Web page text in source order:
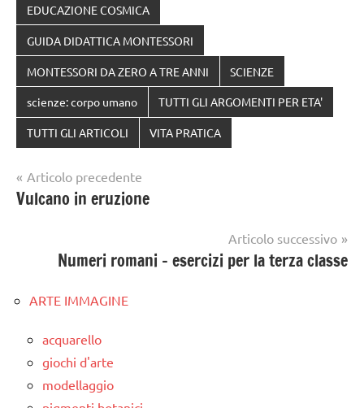
EDUCAZIONE COSMICA
GUIDA DIDATTICA MONTESSORI
MONTESSORI DA ZERO A TRE ANNI SCIENZE
scienze: corpo umano TUTTI GLI ARGOMENTI PER ETA'
TUTTI GLI ARTICOLI VITA PRATICA
Navigazione
articoli
Articolo precedente
Vulcano in eruzione
Articolo successivo
Numeri romani – esercizi per la terza classe
ARTE IMMAGINE
acquarello
giochi d'arte
modellaggio